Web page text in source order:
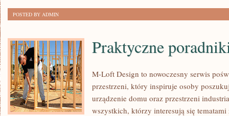
POSTED BY ADMIN
Praktyczne
M-Loft Design to nowoczesny serwis
przestrzeni, który inspiruje osoby
urządzenie domu oraz przestrzeni
wszystkich, którzy interesują się